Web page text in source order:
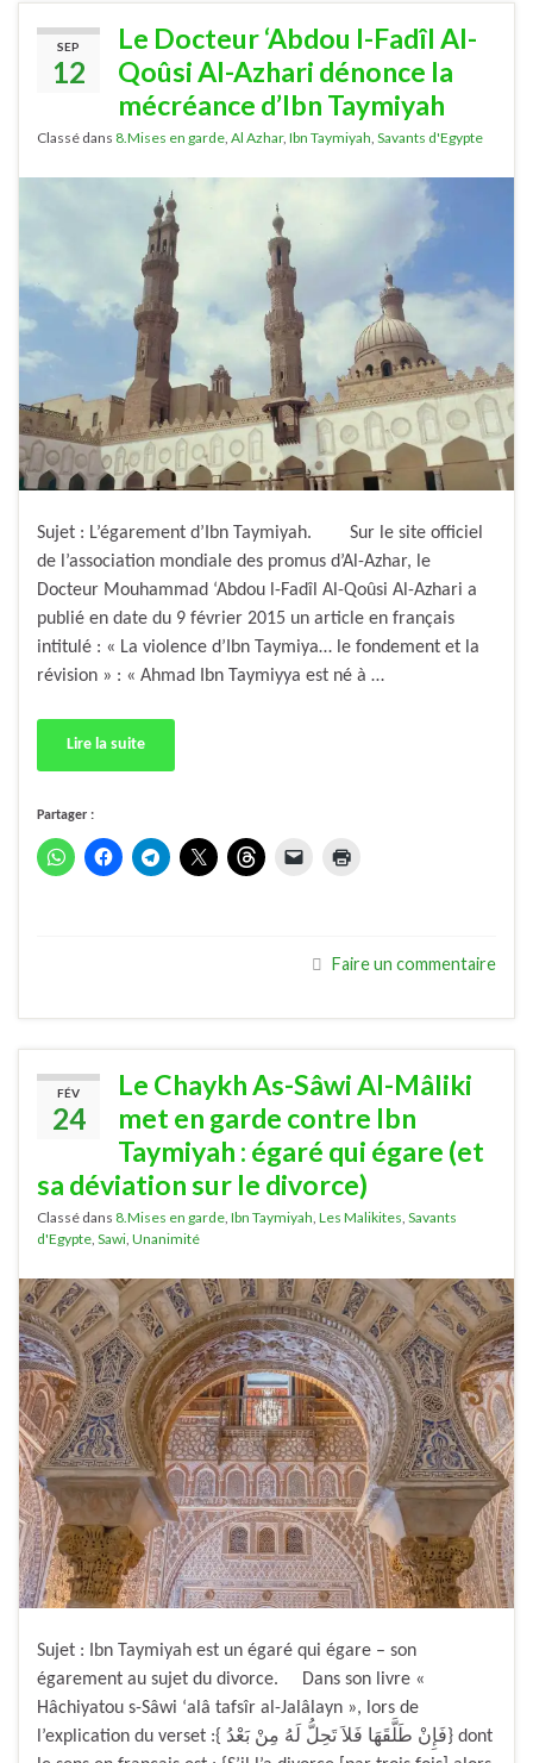
SEP
12
Le Docteur ‘Abdou l-Fadîl Al-
Qoûsi Al-Azhari dénonce la
mécréance d’Ibn Taymiyah
Classé dans 8.Mises en garde Al Azhar, Ibn Taymiyah Savants d'Egypte
Sujet : L’égarement d’Ibn Taymiyah. Sur le site officiel
de l’association mondiale des promus d’Al-Azhar, le
Docteur Mouhammad ‘Abdou l-Fadîl Al-Qoûsi Al-Azhari a
publié en date du 9 février 2015 un article en français
intitulé : « La violence d’Ibn Taymiya… le fondement et la
révision » : « Ahmad Ibn Taymiyya est né à …
Lire la suite
Partager :
Faire un commentaire
FÉV
24
Le Chaykh As-Sâwi Al-Mâliki
met en garde contre Ibn
Taymiyah : égaré qui égare (et
sa déviation sur le divorce)
Classé dans 8.Mises en garde Ibn Taymiyah Les Malikites Savants
d'Egypte Sawi Unanimité
Sujet : Ibn Taymiyah est un égaré qui égare – son
égarement au sujet du divorce. Dans son livre «
Hâchiyatou s-Sâwi ‘alâ tafsîr al-Jalâlayn », lors de
l’explication du verset :{ فَإِنْ طَلَّقَهَا فَلاَ تَحِلُّ لَهُ مِنْ بَعْدُ} dont